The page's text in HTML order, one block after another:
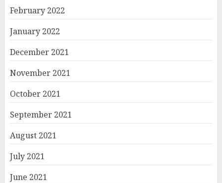
February 2022
January 2022
December 2021
November 2021
October 2021
September 2021
August 2021
July 2021
June 2021